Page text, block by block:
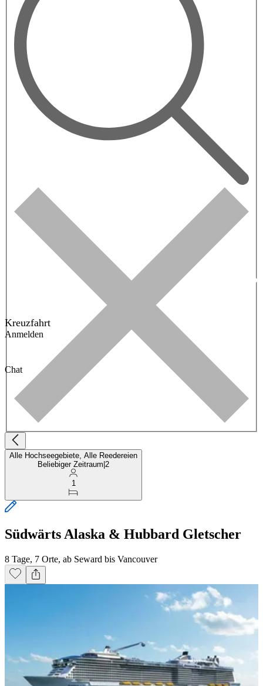
Kreuzfahrt
Anmelden
Chat
Alle Hochseegebiete, Alle Reedereien
Beliebiger Zeitraum 2
1
Südwärts Alaska & Hubbard Gletscher
8 Tage, 7 Orte, ab Seward bis Vancouver